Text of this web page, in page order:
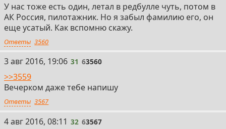
У нас тоже есть один, летал в редбулле чуть, потом в
АК Россия, пилотажник. Но я забыл фамилию его, он
еще усатый. Как вспомню скажу.
Ответы 3560
31
3 авг 2016, 19:06 31 63560
>>3559
Вечерком даже тебе напишу
Ответы 3567
32
4 авг 2016, 08:11 32 63567